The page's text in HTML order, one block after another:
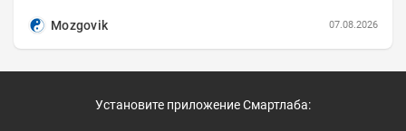
Mozgovik
07.08.2026
Установите приложение Смартлаба: